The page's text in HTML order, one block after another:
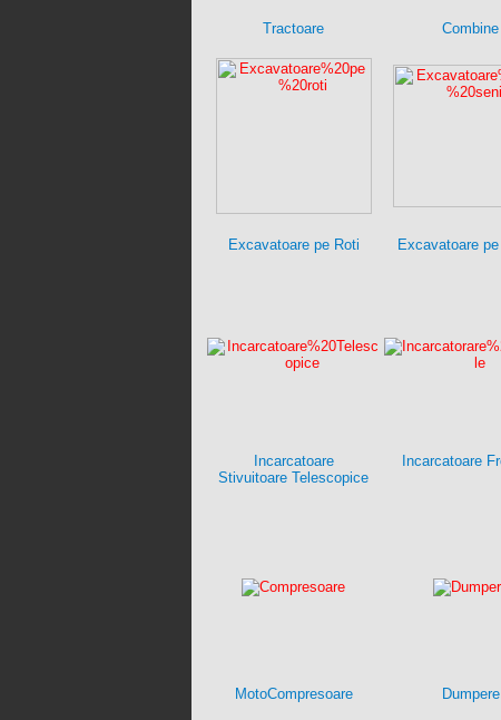
Tractoare Combine
Excavatoare pe Roti Excavatoare
Incarcatoare
Stivuitoare Telescopice
Incarcatoare
MotoCompresoare Dumpere